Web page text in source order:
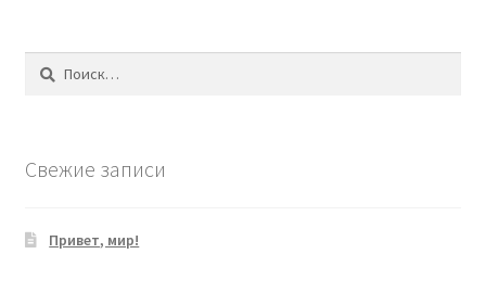
Найти:
Свежие записи
Привет, мир!